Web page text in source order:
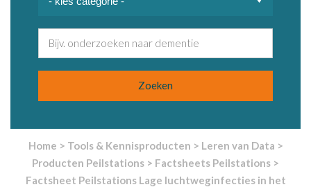
Home > Tools & Kennisproducten > Leren van Data >
Producten Peilstations > Factsheets Peilstations >
Factsheet Peilstations Lage luchtweginfecties in het